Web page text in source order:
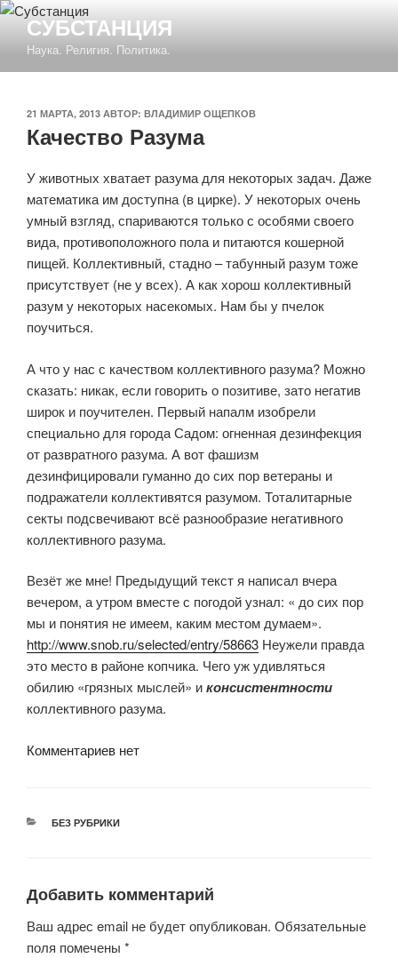
Перейти
содержимому
СУБСТАНЦИЯ
Наука. Религия. Политика.
ОПУБЛИКОВАНО
21 МАРТА, 2013 АВТОР: ВЛАДИМИР ОЩЕПКОВ
Качество Разума
У животных хватает разума для некоторых задач. Даже
математика им доступна (в цирке). У некоторых очень
умный взгляд, спариваются только с особями своего
вида, противоположного пола и питаются кошерной
пищей. Коллективный, стадно – табунный разум тоже
присутствует (не у всех). А как хорош коллективный
разум у некоторых насекомых. Нам бы у пчелок
поучиться.
А что у нас с качеством коллективного разума? Можно
сказать: никак, если говорить о позитиве, зато негатив
широк и поучителен. Первый напалм изобрели
специально для города Садом: огненная дезинфекция
от развратного разума. А вот фашизм
дезинфицировали гуманно до сих пор ветераны и
подражатели коллективятся разумом. Тоталитарные
секты подсвечивают всё разнообразие негативного
коллективного разума.
Везёт же мне! Предыдущий текст я написал вчера
вечером, а утром вместе с погодой узнал: « до сих пор
мы и понятия не имеем, каким местом думаем».
http://www.snob.ru/selected/entry/58663 Неужели правда
это место в районе копчика. Чего уж удивляться
обилию «грязных мыслей» иконсистентности
коллективного разума.
Комментариев нет
РУБРИКИ
БЕЗ РУБРИКИ
Добавить комментарий
Ваш адрес email не будет опубликован. Обязательные
поля помечены *